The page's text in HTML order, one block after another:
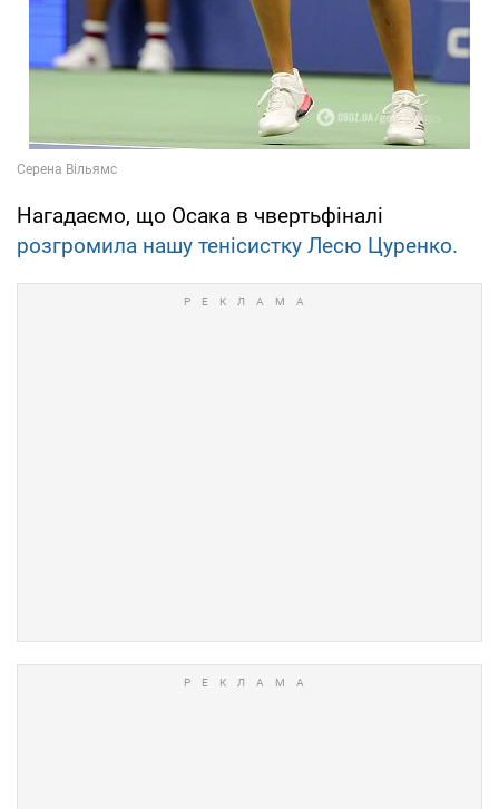
Нагадаємо, що Осака в чвертьфіналі
розгромила нашу тенісистку Лесю Цуренко.